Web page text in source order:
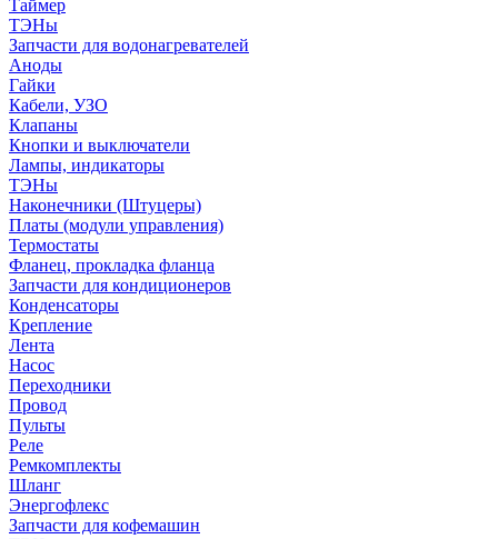
Таймер
ТЭНы
Запчасти для водонагревателей
Аноды
Гайки
Кабели, УЗО
Клапаны
Кнопки и выключатели
Лампы, индикаторы
ТЭНы
Наконечники (Штуцеры)
Платы (модули управления)
Термостаты
Фланец, прокладка фланца
Запчасти для кондиционеров
Конденсаторы
Крепление
Лента
Насос
Переходники
Провод
Пульты
Реле
Ремкомплекты
Шланг
Энергофлекс
Запчасти для кофемашин